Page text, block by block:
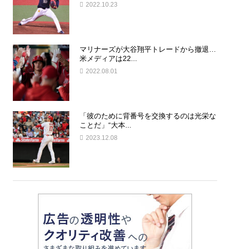
2022.10.23
マリナーズが大谷翔平トレードから撤退…
米メディアは22...
2022.08.01
「彼のために背番号を交換するのは光栄な
ことだ」“大本...
2023.12.08